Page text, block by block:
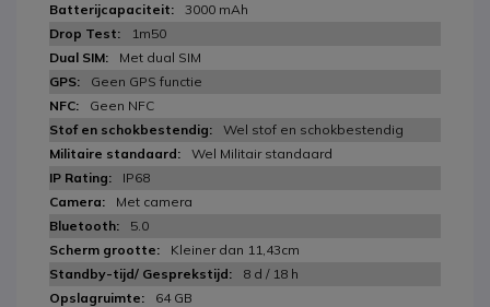
3000 mAh
1m50
Met dual SIM
Geen GPS functie
Geen NFC
Wel stof en schokbestendig
Wel Militair standaard
IP68
Met camera
5.0
Kleiner dan 11,43cm
8 d / 18 h
64 GB